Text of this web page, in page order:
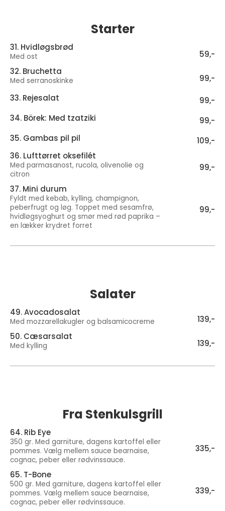
Starter
31. Hvidløgsbrød
Med ost
59,-
32. Bruchetta
Med serranoskinke
99,-
33. Rejesalat
99,-
34. Börek: Med tzatziki
99,-
35. Gambas pil pil
109,-
36. Lufttørret oksefilét
Med parmasanost, rucola, olivenolie og
citron
99,-
37. Mini durum
Fyldt med kebab, kylling, champignon,
peberfrugt og løg. Toppet med sesamfrø,
hvidløgsyoghurt og smør med rød paprika –
en lækker krydret forret
99,-
Salater
49. Avocadosalat
Med mozzarellakugler og balsamicocreme
139,-
50. Cæsarsalat
Med kylling 139,-
Fra Stenkulsgrill
64. Rib Eye
350 gr. Med garniture, dagens kartoffel eller
pommes. Vælg mellem sauce bearnaise,
cognac, peber eller rødvinssauce.
335,-
65. T-Bone
500 gr. Med garniture, dagens kartoffel eller
pommes. Vælg mellem sauce bearnaise,
cognac, peber eller rødvinssauce.
339,-